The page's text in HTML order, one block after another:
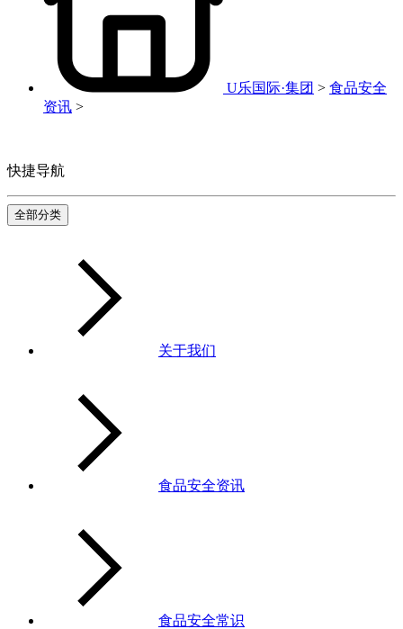
U乐国际·集团 > 食品安全
资讯 >
快捷导航
全部分类
关于我们
食品安全资讯
食品安全常识